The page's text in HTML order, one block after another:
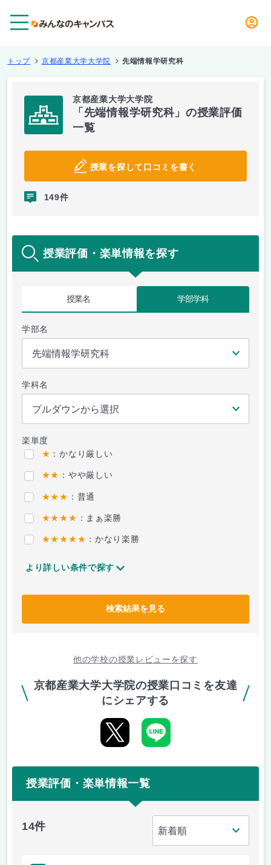
トップ 京都産業大学大学院 先端情報学研究科
京都産業大学大学院
「先端情報学研究科」の授業評価
一覧
授業を探して口コミを書く
149件
授業評価・楽単情報を探す
授業名 学部学科
学部名
学科名
楽単度
★ ：かなり厳しい
★★ ：やや厳しい
★★★ ：普通
★★★★ ：まぁ楽勝
★★★★★ ：かなり楽勝
より詳しい条件で探す
検索結果を見る
他の学校の授業レビューを探す
京都産業大学大学院の授業口コミを友達
にシェアする
授業評価・楽単情報一覧
14件